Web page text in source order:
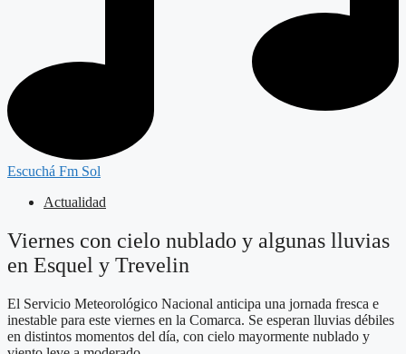
Escuchá Fm Sol
Actualidad
Viernes con cielo nublado y algunas lluvias
en Esquel y Trevelin
El Servicio Meteorológico Nacional anticipa una jornada fresca e
inestable para este viernes en la Comarca. Se esperan lluvias débiles
en distintos momentos del día, con cielo mayormente nublado y